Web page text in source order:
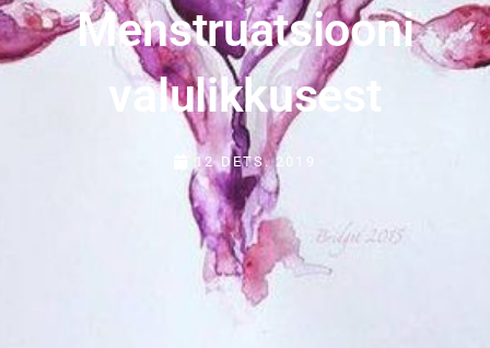
Menstruatsiooni
valulikkusest
12 DETS. 2019